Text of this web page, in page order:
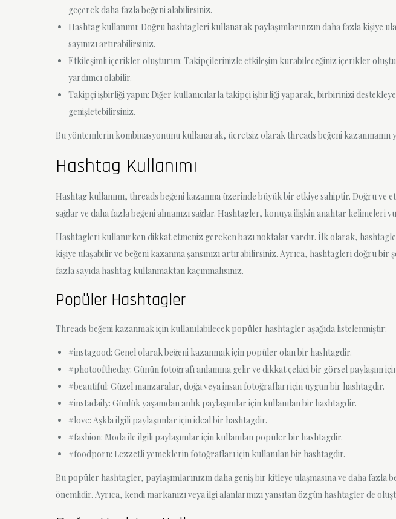
geçerek daha fazla beğeni alabilirsiniz.
Hashtag kullanımı: Doğru hashtagleri kullanarak paylaşımlarınızın daha fazla
sayınızı artırabilirsiniz.
Etkileşimli içerikler oluşturun: Takipçilerinizle etkileşim kurabileceğiniz içerikler
yardımcı olabilir.
Takipçi işbirliği yapın: Diğer kullanıcılarla takipçi işbirliği yaparak, birbirinizi
genişletebilirsiniz.
Bu yöntemlerin kombinasyonunu kullanarak, ücretsiz olarak threads beğeni kazanmanın
Hashtag Kullanımı
Hashtag kullanımı, threads beğeni kazanma üzerinde büyük bir etkiye sahiptir. Doğru ve
sağlar ve daha fazla beğeni almanızı sağlar. Hashtagler, konuya ilişkin anahtar kelimeleri
Hashtagleri kullanırken dikkat etmeniz gereken bazı noktalar vardır. İlk olarak,
kişiye ulaşabilir ve beğeni kazanma şansınızı artırabilirsiniz. Ayrıca, hashtagleri doğru
fazla sayıda hashtag kullanmaktan kaçınmalısınız.
Popüler Hashtagler
Threads beğeni kazanmak için kullanılabilecek popüler hashtagler aşağıda listelenmiştir:
#instagood: Genel olarak beğeni kazanmak için popüler olan bir hashtagdir.
#photooftheday: Günün fotoğrafı anlamına gelir ve dikkat çekici bir görsel paylaşım
#beautiful: Güzel manzaralar, doğa veya insan fotoğrafları için uygun bir hashtagdir.
#instadaily: Günlük yaşamdan anlık paylaşımlar için kullanılan bir hashtagdir.
#love: Aşkla ilgili paylaşımlar için ideal bir hashtagdir.
#fashion: Moda ile ilgili paylaşımlar için kullanılan popüler bir hashtagdir.
#foodporn: Lezzetli yemeklerin fotoğrafları için kullanılan bir hashtagdir.
Bu popüler hashtagler, paylaşımlarınızın daha geniş bir kitleye ulaşmasına ve daha
önemlidir. Ayrıca, kendi markanızı veya ilgi alanlarınızı yansıtan özgün hashtagler de